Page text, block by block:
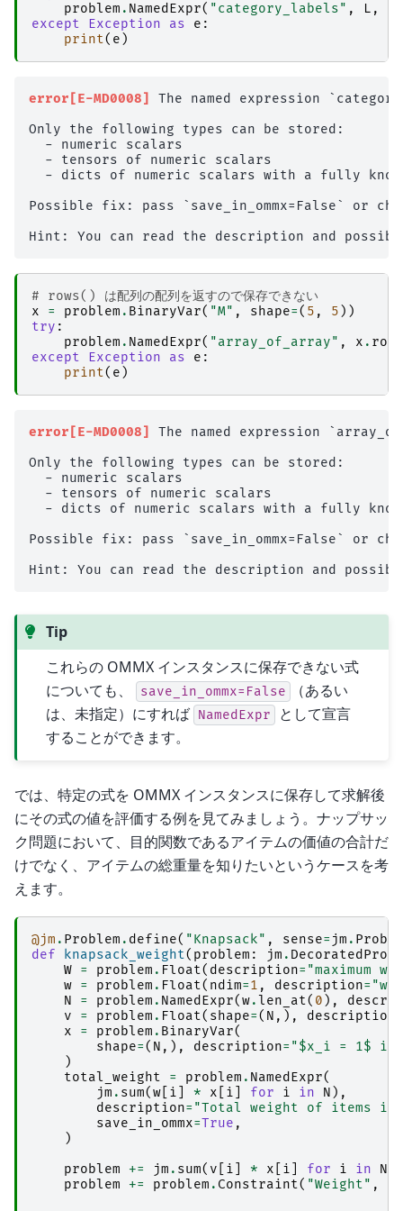
problem . NamedExpr( "category_labels" , L ,
except
Exception as e :
print( e )
error[E-MD0008]
The named expression
Only the following types can be stored:
  - numeric scalars
  - tensors of numeric scalars
- dicts of numeric scalars with a fully
Possible fix: pass `save_in_ommx=False` or
# rows() は配列の配列を返すので保存できない
x
= problem . BinaryVar( "M" , shape=( 5 , 5 ))
try :
problem . NamedExpr( "array_of_array" , x . rows
except
Exception as e :
print( e )
error[E-MD0008]
The named expression
Only the following types can be stored:
  - numeric scalars
  - tensors of numeric scalars
- dicts of numeric scalars with a fully
Possible fix: pass `save_in_ommx=False` or
Tip
これらの OMMX インスタンスに保存できない式
についても、
save_in_ommx=False
（あるい
は、未指定）にすれば NamedExpr
として宣言
することができます。
では、特定の式を OMMX インスタンスに保存して求解後
にその式の値を評価する例を見てみましょう。ナップサッ
ク問題において、目的関数であるアイテムの価値の合計だ
けでなく、アイテムの総重量を知りたいというケースを考
えます。
@jm . Problem . define( "Knapsack" , sense= jm .
def
knapsack_weight( problem : jm .
W = problem . Float( description= "maximum
w = problem . Float( ndim=1 , description=
N
= problem . NamedExpr(w.len_at( 0 ),
v
= problem . Float( shape=( N ,), description
x
= problem . BinaryVar(
shape=( N ,), description= "$x_i = 1$ if
)
total_weight
= problem . NamedExpr(
jm . sum(w i * x i for i in N ),
description= "Total weight of items in
save_in_ommx=True ,
)
problem
+= jm . sum( v i * x i for i in N
problem
+= problem . Constraint( "Weight" ,